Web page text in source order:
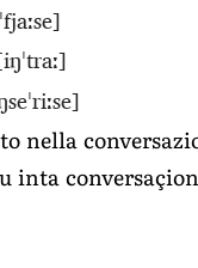
nella
inta